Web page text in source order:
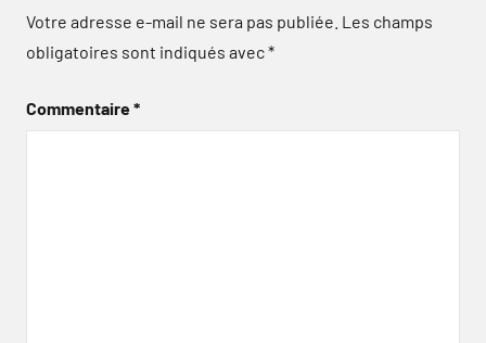
Votre adresse e-mail ne sera pas publiée. Les champs
obligatoires sont indiqués avec*
Commentaire*